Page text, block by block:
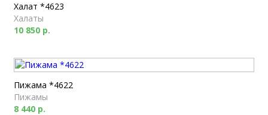
Халат *4623
Халаты
10 850 р.
Пижама *4622
Пижамы
8 440 р.